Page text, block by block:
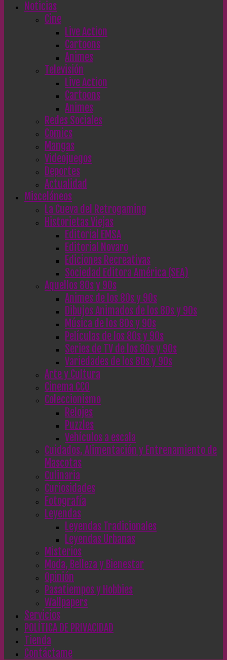
Noticias
Cine
Live Action
Cartoons
Animes
Televisión
Live Action
Cartoons
Animes
Redes Sociales
Comics
Mangas
Videojuegos
Deportes
Actualidad
Misceláneos
La Cueva del Retrogaming
Historietas Viejas
Editorial EMSA
Editorial Novaro
Ediciones Recreativas
Sociedad Editora América (SEA)
Aquellos 80s y 90s
Animes de los 80s y 90s
Dibujos Animados de los 80s y 90s
Música de los 80s y 90s
Películas de los 80s y 90s
Series de TV de los 80s y 90s
Variedades de los 80s y 90s
Arte y Cultura
Cinema CC0
Coleccionismo
Relojes
Puzzles
Vehículos a escala
Cuidados, Alimentación y Entrenamiento de
Mascotas
Culinaria
Curiosidades
Fotografía
Leyendas
Leyendas Tradicionales
Leyendas Urbanas
Misterios
Moda, Belleza y Bienestar
Opinión
Pasatiempos y Hobbies
Wallpapers
Servicios
POLÍTICA DE PRIVACIDAD
Tienda
Contáctame